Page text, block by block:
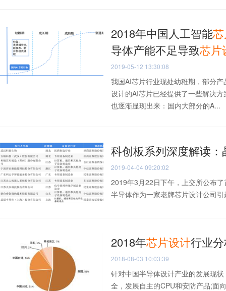
2018年中国人工智能
导体产能不足导致芯片
2019-05-12 13:30:08
我国AI芯片行业现处幼稚期，部分
设计的AI芯片已经提供了一些解决
也逐渐显现出来：国内大部分的A...
科创板系列深度解读
2019-04-04 09:20:02
2019年3月22日下午，上交所公布
半导体作为一家老牌芯片设计公司
2018年芯片设计行业
2018-08-03 10:03:39
针对中国半导体设计产业的发展现
全，发展自主的CPU和安防产品;面